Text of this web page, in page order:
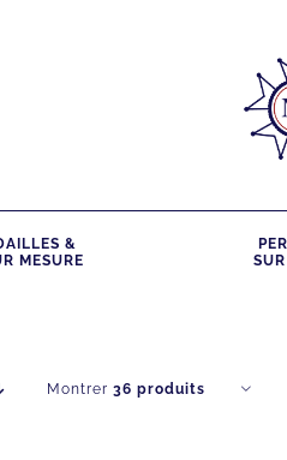
&
MESURE
Montrer 36 produits